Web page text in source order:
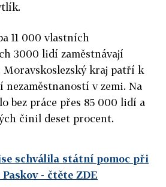
11 000 vlastních
3000 lidí zaměstnávají
Moravskoslezský kraj patří k
nezaměstnaností v zemi. Na
bez práce přes 85 000 lidí a
činil deset procent.
schválila státní pomoc při
- čtěte ZDE